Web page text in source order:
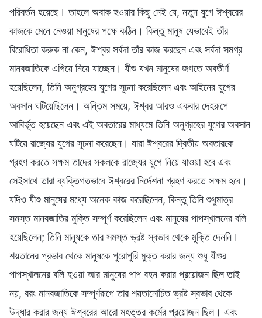
পরিবর্তন হয়েছে। তাহলে অবাক হওয়ার কিছু নেই যে, নতুন যুগে ঈশ্বরের
কাজকে মেনে নেওয়া মানুষের পক্ষে কঠিন। কিন্তু মানুষ যেভাবেই তাঁর
বিরোধিতা করুক না কেন, ঈশ্বর সর্বদা তাঁর কাজ করছেন এবং সর্বদা সমগ্র
মানবজাতিকে এগিয়ে নিয়ে যাচ্ছেন। যীশু যখন মানুষের জগতে অবতীর্ণ
হয়েছিলেন, তিনি অনুগ্রহের যুগের সূচনা করেছিলেন এবং আইনের যুগের
অবসান ঘটিয়েছিলেন। অন্তিম সময়ে, ঈশ্বর আরও একবার দেহরূপে
আবির্ভূত হয়েছেন এবং এই অবতারের মাধ্যমে তিনি অনুগ্রহের যুগের অবসান
ঘটিয়ে রাজ্যের যুগের সূচনা করেছেন। যারা ঈশ্বরের দ্বিতীয় অবতারকে
গ্রহণ করতে সক্ষম তাদের সকলকে রাজ্যের যুগে নিয়ে যাওয়া হবে এবং
সেইসাথে তারা ব্যক্তিগতভাবে ঈশ্বরের নির্দেশনা গ্রহণ করতে সক্ষম হবে।
যদিও যীশু মানুষের মধ্যে অনেক কাজ করেছিলেন, কিন্তু তিনি শুধুমাত্র
সমস্ত মানবজাতির মুক্তি সম্পূর্ণ করেছিলেন এবং মানুষের পাপস্খালনের বলি
হয়েছিলেন; তিনি মানুষকে তার সমস্ত ভ্রষ্ট স্বভাব থেকে মুক্তি দেননি।
শয়তানের প্রভাব থেকে মানুষকে পুরোপুরি মুক্ত করার জন্য শুধু যীশুর
পাপস্খালনের বলি হওয়া আর মানুষের পাপ বহন করার প্রয়োজন ছিল তাই
নয়, বরং মানবজাতিকে সম্পূর্ণরূপে তার শয়তানোচিত ভ্রষ্ট স্বভাব থেকে
উদ্ধার করার জন্য ঈশ্বরের আরো মহত্তর কর্মের প্রয়োজন ছিল। এবং